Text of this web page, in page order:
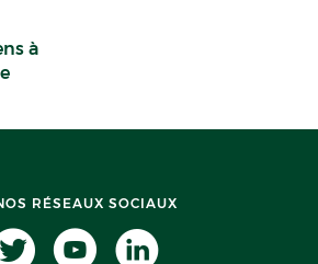
à
RÉSEAUX SOCIAUX